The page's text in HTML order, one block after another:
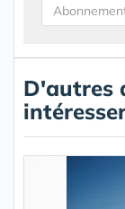
D'autres